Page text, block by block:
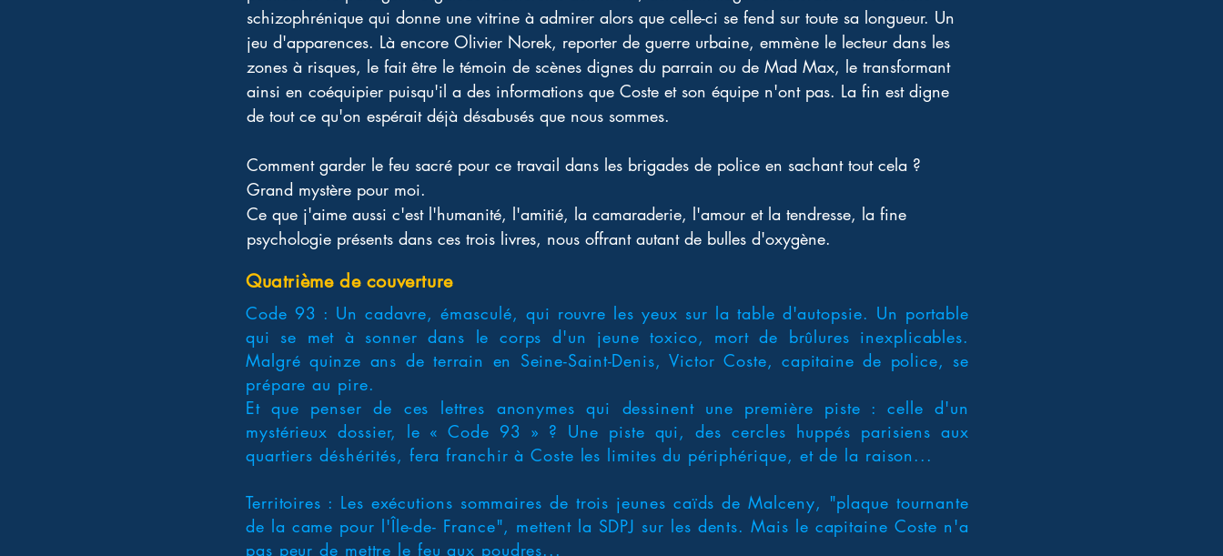
schizophrénique qui donne une vitrine à admirer alors que celle-ci se fend sur toute sa longueur. Un
jeu d'apparences. Là encore Olivier Norek, reporter de guerre urbaine, emmène le lecteur dans les
zones à risques, le fait être le témoin de scènes dignes du parrain ou de Mad Max, le transformant
ainsi en coéquipier puisqu'il a des informations que Coste et son équipe n'ont pas. La fin est digne
de tout ce qu'on espérait déjà désabusés que nous sommes.
Comment garder le feu sacré pour ce travail dans les brigades de police en sachant tout cela ?
Grand mystère pour moi.
Ce que j'aime aussi c'est l'humanité, l'amitié, la camaraderie, l'amour et la tendresse, la fine
psychologie présents dans ces trois livres, nous offrant autant de bulles d'oxygène.
Quatrième de couverture
Code 93 : Un cadavre, émasculé, qui rouvre les yeux sur la table d'autopsie. Un portable
qui se met à sonner dans le corps d'un jeune toxico, mort de brûlures inexplicables.
Malgré quinze ans de terrain en Seine-Saint-Denis, Victor Coste, capitaine de police, se
prépare au pire.
Et que penser de ces lettres anonymes qui dessinent une première piste : celle d'un
mystérieux dossier, le « Code 93 » ? Une piste qui, des cercles huppés parisiens aux
quartiers déshérités, fera franchir à Coste les limites du périphérique, et de la raison...
Territoires : Les exécutions sommaires de trois jeunes caïds de Malceny, "plaque tournante
de la came pour l'Île-de- France", mettent la SDPJ sur les dents. Mais le capitaine Coste n'a
pas peur de mettre le feu aux poudres...